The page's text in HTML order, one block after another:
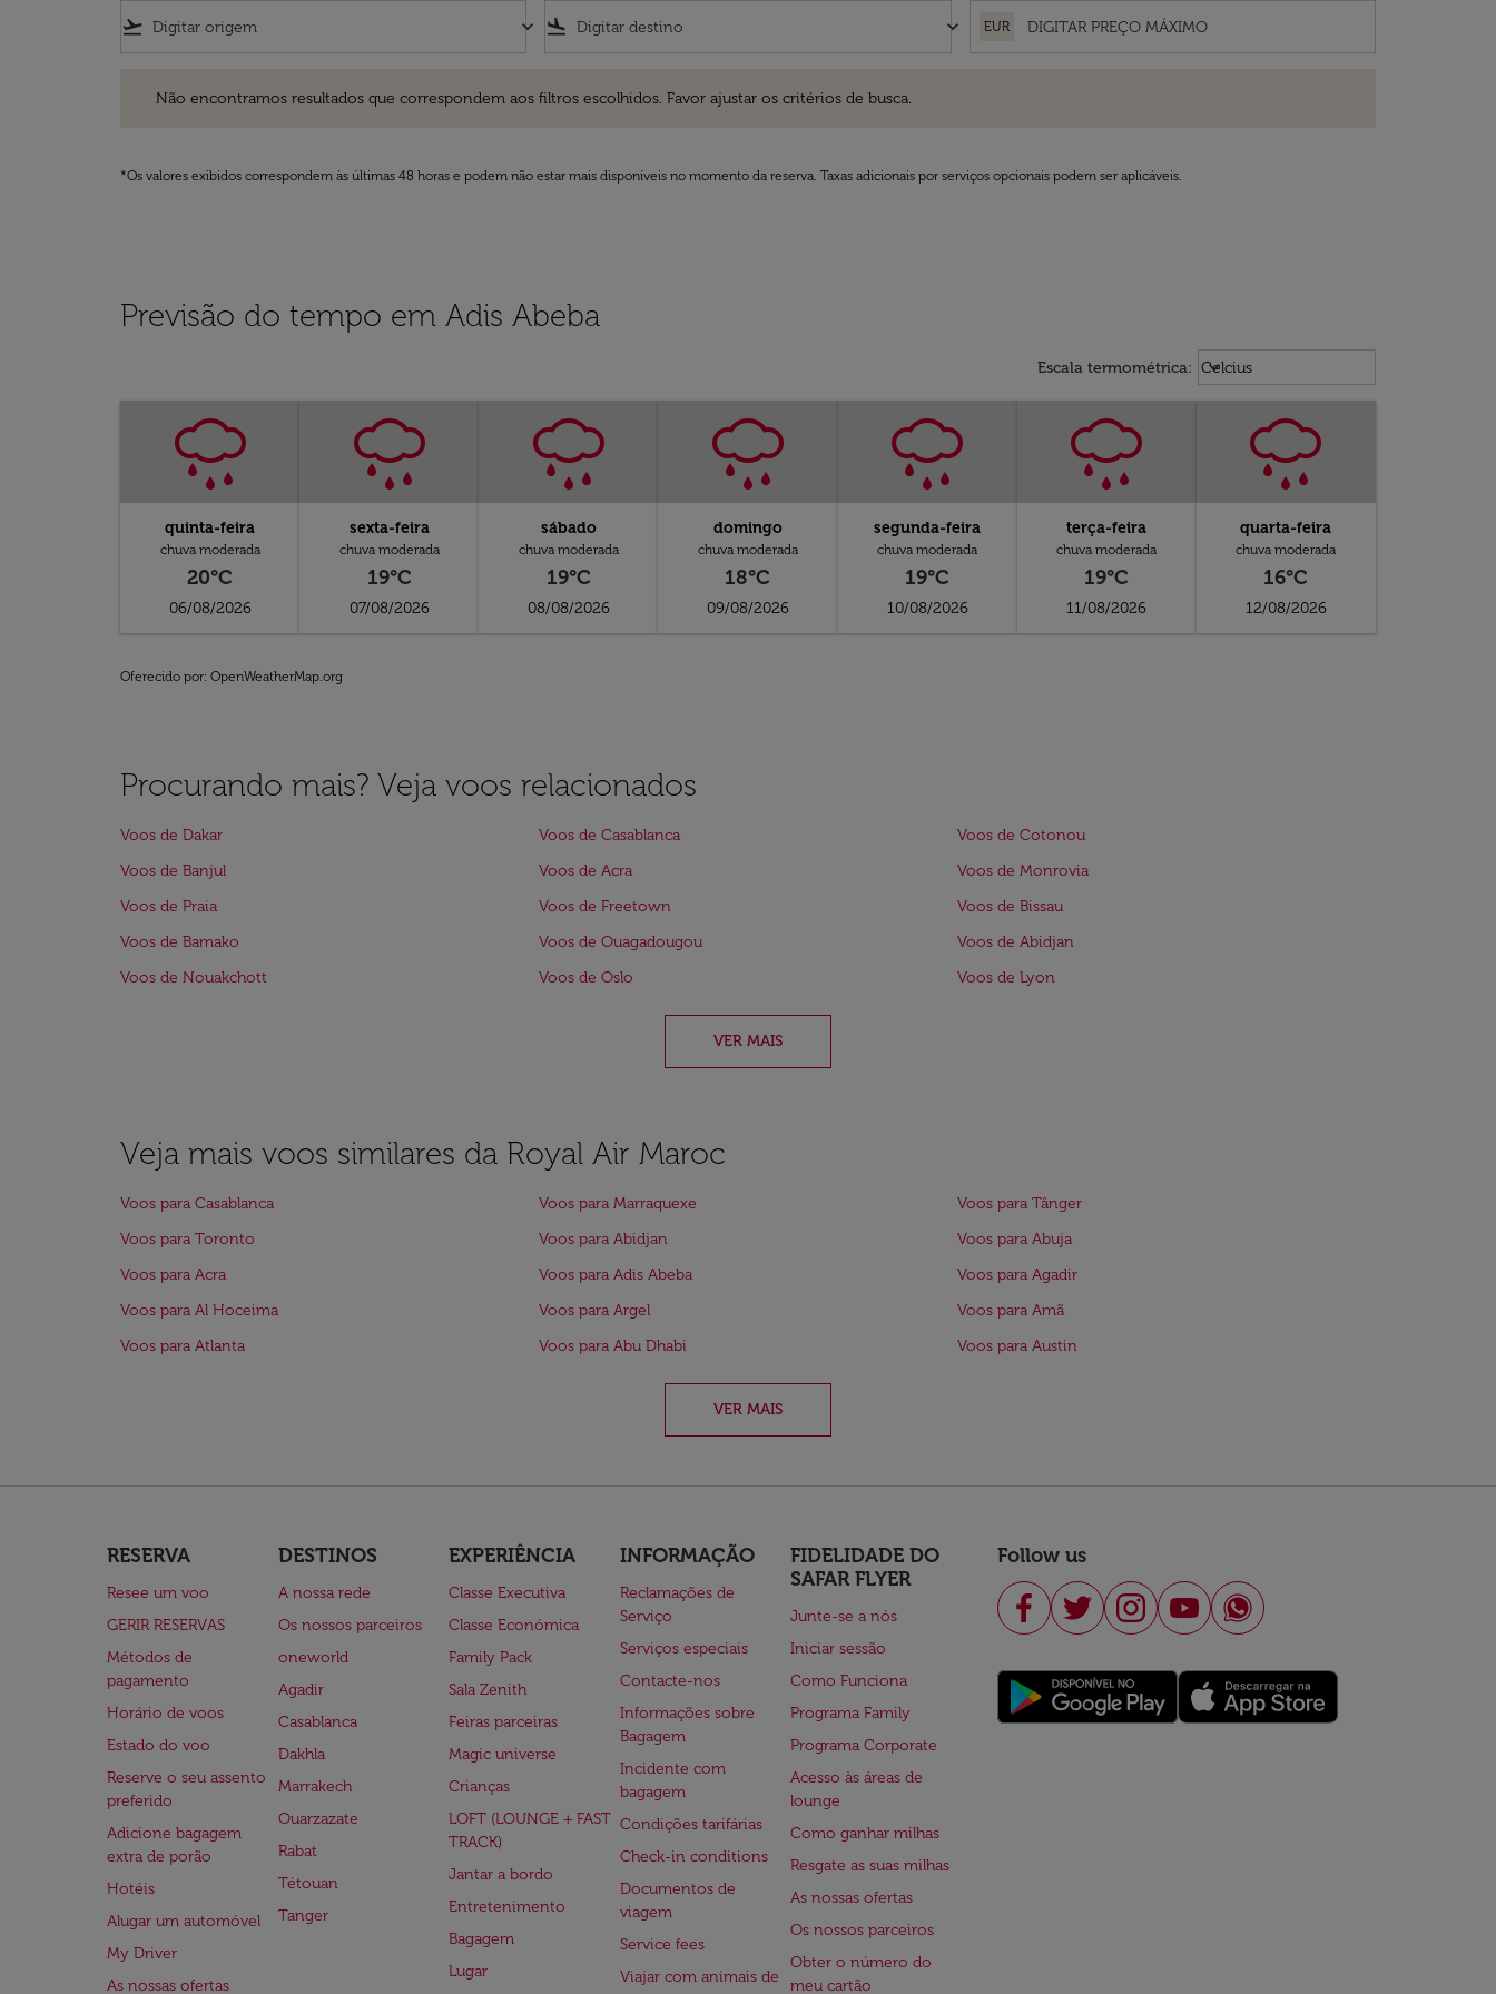
flight_takeoff keyboard_arrow_down flight_land keyboard_arrow_down EUR
Não encontramos resultados que correspondem aos filtros escolhidos. Favor ajustar os critérios de busca.
*Os valores exibidos correspondem às últimas 48 horas e podem não estar mais disponíveis no momento da reserva. Taxas adicionais por serviços opcionais podem ser aplicáveis.
Previsão do tempo em Adis Abeba
Escala termométrica: Weather unit option Celcius
Celcius
keyboard_arrow_down
quinta-feira
chuva moderada
20°C
06/08/2026
sexta-feira
chuva moderada
19°C
07/08/2026
sábado
chuva moderada
19°C
08/08/2026
domingo
chuva moderada
18°C
09/08/2026
segunda-feira
chuva moderada
19°C
10/08/2026
terça-feira
chuva moderada
19°C
11/08/2026
quarta-feira
chuva moderada
16°C
12/08/2026
Oferecido por: OpenWeatherMap.org
Procurando mais? Veja voos relacionados
Voos de Dakar Voos de Casablanca
Voos de Cotonou
Voos de Banjul
Voos de Acra
Voos de Monrovia
Voos de Praia
Voos de Freetown
Voos de Bissau
Voos de Bamako
Voos de Ouagadougou
Voos de Abidjan
Voos de Nouakchott
Voos de Oslo Voos de Lyon
VER MAIS
Veja mais voos similares da Royal Air Maroc
Voos para Casablanca Voos para Marraquexe
Voos para Tânger
Voos para Toronto
Voos para Abidjan
Voos para Abuja
Voos para Acra
Voos para Adis Abeba
Voos para Agadir
Voos para Al Hoceima
Voos para Argel
Voos para Amã
Voos para Atlanta
Voos para Abu Dhabi Voos para Austin
VER MAIS
RESERVA
Resee um voo
GERIR RESERVAS
Métodos de
pagamento
Horário de voos
Estado do voo
Reserve o seu assento
preferido
Adicione bagagem
extra de porão
Hotéis
Alugar um automóvel
My Driver
As nossas ofertas
DESTINOS
A nossa rede
Os nossos parceiros
oneworld
Agadir
Casablanca
Dakhla
Marrakech
Ouarzazate
Rabat
Tétouan
Tanger
EXPERIÊNCIA
Classe Executiva
Classe Económica
Family Pack
Sala Zenith
Feiras parceiras
Magic universe
Crianças
LOFT (LOUNGE + FAST
TRACK)
Jantar a bordo
Entretenimento
Bagagem
Lugar
INFORMAÇÃO
Reclamações de
Serviço
Serviços especiais
Contacte-nos
Informações sobre
Bagagem
Incidente com
bagagem
Condições tarifárias
Check-in conditions
Documentos de
viagem
Service fees
Viajar com animais de
FIDELIDADE DO
SAFAR FLYER
Junte-se a nós
Iniciar sessão
Como Funciona
Programa Family
Programa Corporate
Acesso às áreas de
lounge
Como ganhar milhas
Resgate as suas milhas
As nossas ofertas
Os nossos parceiros
Obter o número do
meu cartão
Follow us